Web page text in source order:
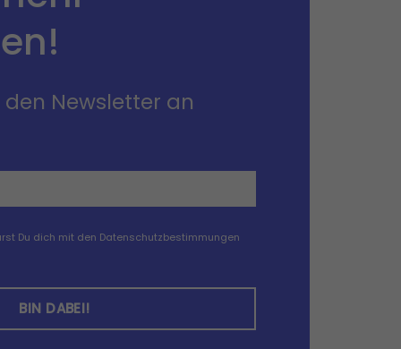
Newsletter an
Du dich mit den Datenschutzbestimmungen